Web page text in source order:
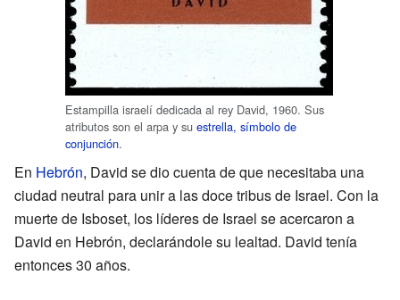
Estampilla israelí dedicada al rey David, 1960. Sus
atributos son el arpa y su estrella, símbolo de
conjunción.
En Hebrón, David se dio cuenta de que necesitaba una
ciudad neutral para unir a las doce tribus de Israel. Con la
muerte de Isboset, los líderes de Israel se acercaron a
David en Hebrón, declarándole su lealtad. David tenía
entonces 30 años.